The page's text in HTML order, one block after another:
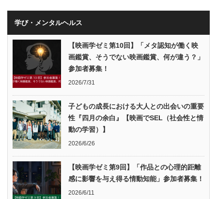
学び・メンタルヘルス
【映画学ゼミ第10回】「メタ認知が働く映
画鑑賞、そうでない映画鑑賞、何が違う？」
参加者募集！
2026/7/31
子どもの成長における大人との出会いの重要
性『四月の余白』【映画でSEL（社会性と情
動の学習）】
2026/6/26
【映画学ゼミ第9回】「作品との心理的距離
感に影響を与え得る情動知能」参加者募集！
2026/6/11